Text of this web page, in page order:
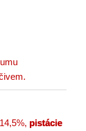
pistácie